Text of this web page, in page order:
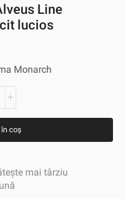
Line
lucios
Monarch
coș
mai târziu